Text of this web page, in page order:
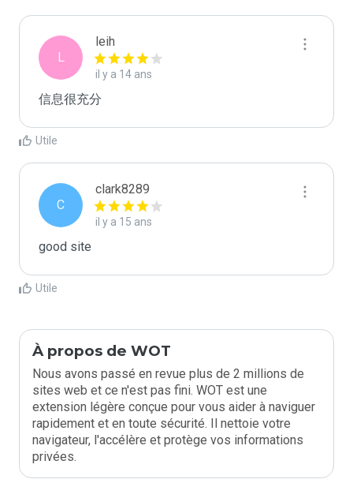
L
leih
il y a 14 ans
信息很充分
Utile
C
clark8289
il y a 15 ans
good site
Utile
À propos de WOT
Nous avons passé en revue plus de 2 millions de
sites web et ce n'est pas fini. WOT est une
extension légère conçue pour vous aider à naviguer
rapidement et en toute sécurité. Il nettoie votre
navigateur, l'accélère et protège vos informations
privées.